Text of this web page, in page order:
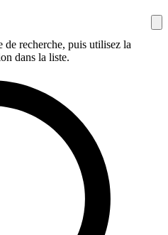
de recherche, puis utilisez la
dans la liste.